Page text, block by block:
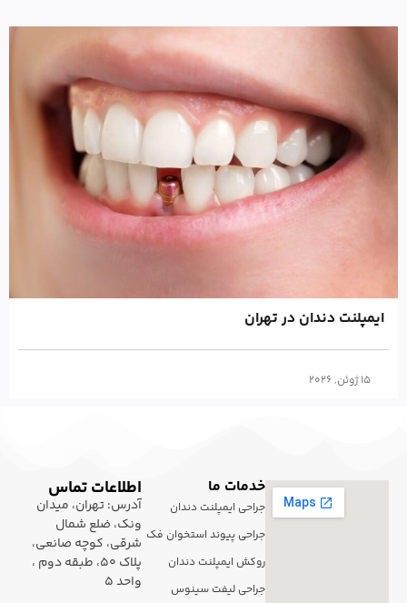
ایمپلنت دندان در تهران
15 ژوئن, 2026
خدمات ما
جراحی ایمپلنت دندان
جراحی پیوند استخوان فک
روکش ایمپلنت دندان
جراحی لیفت سینوس
اطلاعات تماس
آدرس: تهران، میدان
ونک، ضلع شمال
شرقی، کوچه صانعی،
پلاک 50، طبقه دوم ،
واحد 5